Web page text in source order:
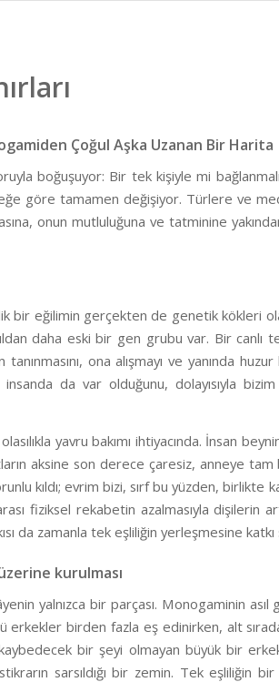
Çoğul Aşka Uzanan Bir Harita
boğuşuyor: Bir tek kişiyle mi
göre tamamen değişiyor. Türlere ve
onun mutluluğuna ve tatminine
bir eğilimin gerçekten de genetik kökleri
daha eski bir gen grubu var. Bir
ona alışmayı ve yanında
insanda da var olduğunu, dolayısıyla
yavru bakımı ihtiyacında. İnsan
aksine son derece çaresiz, anneye tam
kıldı; evrim bizi, sırf bu yüzden,
fiziksel rekabetin azalmasıyla
da zamanla tek eşliliğin yerleşmesine katkı
kurulması
yalnızca bir parçası. Monogaminin
birden fazla eş edinirken, alt
bir şeyi olmayan büyük bir
sarsıldığı bir zemin. Tek